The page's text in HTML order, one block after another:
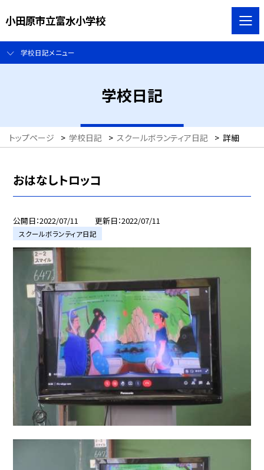
小田原市立富水小学校
学校日記メニュー
学校日記
トップページ > 学校日記 > スクールボランティア日記 > 詳細
おはなしトロッコ
公開日 2022/07/11 更新日 2022/07/11
スクールボランティア日記